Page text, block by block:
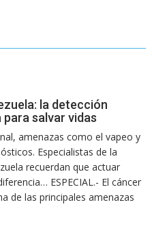
la detección
salvar vidas
amenazas como el vapeo y
Especialistas de la
recuerdan que actuar
ESPECIAL.- El cáncer
de las principales amenazas